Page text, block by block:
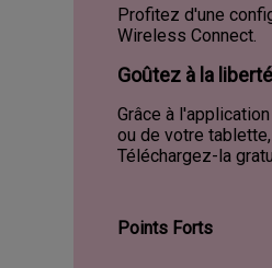
Profitez d'une
Wireless Connect.
Goûtez à la
Grâce à
ou de votre
Téléchargez-la
Points Forts